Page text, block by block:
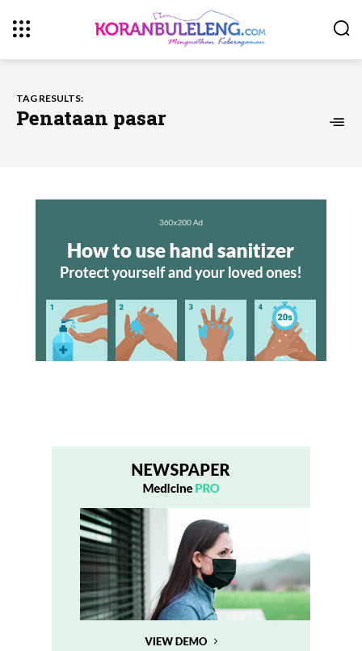
TAG RESULTS:
Penataan pasar